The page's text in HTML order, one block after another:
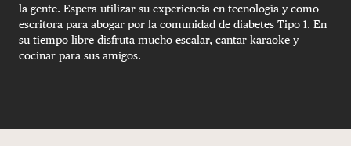
la gente. Espera utilizar su experiencia en tecnología y como
escritora para abogar por la comunidad de diabetes Tipo 1. En
su tiempo libre disfruta mucho escalar, cantar karaoke y
cocinar para sus amigos.